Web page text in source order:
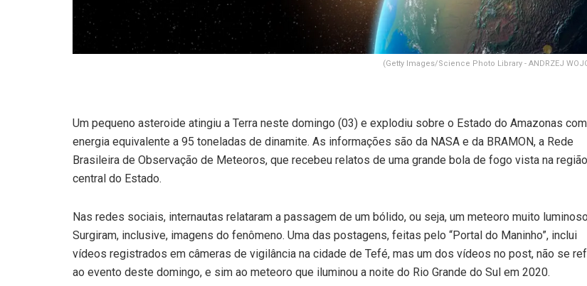
(Getty Images/Science Photo Library - ANDRZEJ
Um pequeno asteroide atingiu a Terra neste domingo (03) e explodiu sobre o Estado do Amazonas com
energia equivalente a 95 toneladas de dinamite. As informações são da NASA e da BRAMON, a Rede
Brasileira de Observação de Meteoros, que recebeu relatos de uma grande bola de fogo vista na região
central do Estado.
Nas redes sociais, internautas relataram a passagem de um bólido, ou seja, um meteoro muito
Surgiram, inclusive, imagens do fenômeno. Uma das postagens, feitas pelo “Portal do Maninho”, inclui
vídeos registrados em câmeras de vigilância na cidade de Tefé, mas um dos vídeos no post, não se
ao evento deste domingo, e sim ao meteoro que iluminou a noite do Rio Grande do Sul em 2020.